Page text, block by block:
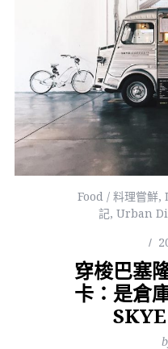
Food / 料理嘗鮮,
記, Urban
穿梭巴塞
卡：是倉